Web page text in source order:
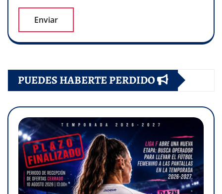
PUEDES HABERTE PERDIDO